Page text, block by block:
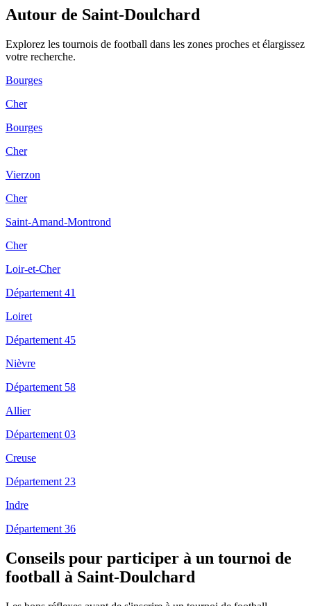
Autour de Saint-Doulchard
Explorez les tournois de football dans les zones proches et élargissez
votre recherche.
Bourges
Cher
Bourges
Cher
Vierzon
Cher
Saint-Amand-Montrond
Cher
Loir-et-Cher
Département 41
Loiret
Département 45
Nièvre
Département 58
Allier
Département 03
Creuse
Département 23
Indre
Département 36
Conseils pour participer à un tournoi de
football à Saint-Doulchard